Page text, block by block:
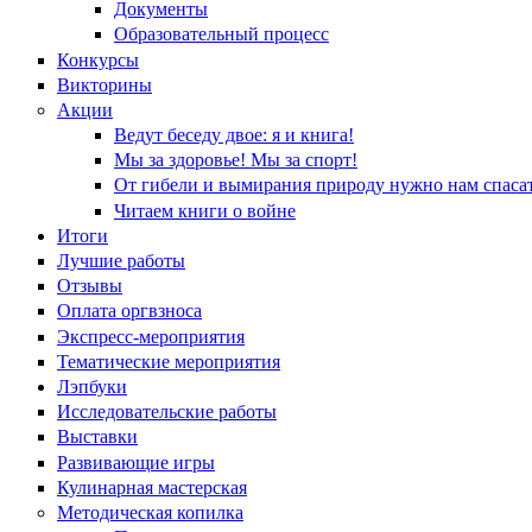
Документы
Образовательный процесс
Конкурсы
Викторины
Акции
Ведут беседу двое: я и книга!
Мы за здоровье! Мы за спорт!
От гибели и вымирания природу нужно нам
Читаем книги о войне
Итоги
Лучшие работы
Отзывы
Оплата оргвзноса
Экспресс-мероприятия
Тематические мероприятия
Лэпбуки
Исследовательские работы
Выставки
Развивающие игры
Кулинарная мастерская
Методическая копилка